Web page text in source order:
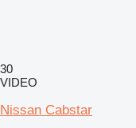
30
VIDEO
Nissan Cabstar